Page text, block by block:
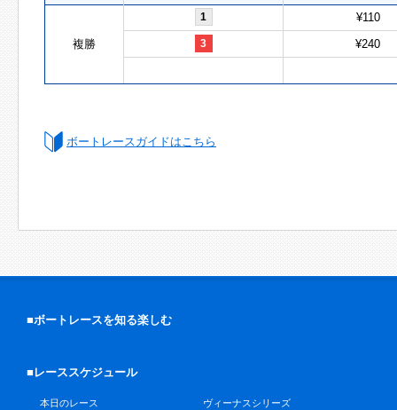
複勝
1 ¥110
3 ¥240
ボートレースガイドはこちら
■ボートレースを知る楽しむ
■レーススケジュール
本日のレース
ヴィーナスシリーズ